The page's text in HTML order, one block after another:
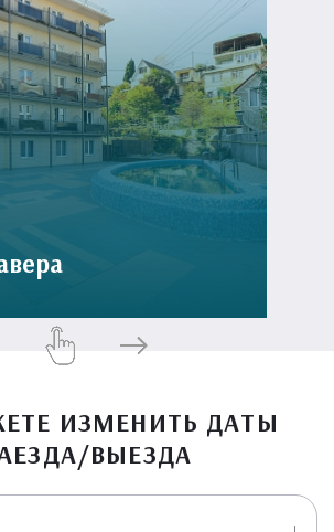
ИЗМЕНИТЬ ДАТЫ
ВЫЕЗДА